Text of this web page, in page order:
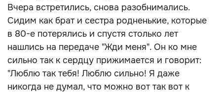
Вчера встретились, снова разобнимались.
Сидим как брат и сестра родненькие, которые
в 80-е потерялись и спустя столько лет
нашлись на передаче "Жди меня". Он ко мне
сильно так к сердцу прижимается и говорит:
"Люблю так тебя! Люблю сильно! Я даже
никогда не думал, что можно вот так вот к